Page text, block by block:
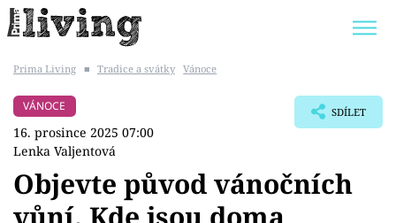
BYDLENÍ SLAVNÝCH
Prima Living ■ Tradice a svátky Vánoce
VÁNOCE
16. prosince 2025 07:00
Lenka Valjentová
SDÍLET
Objevte původ vánočních